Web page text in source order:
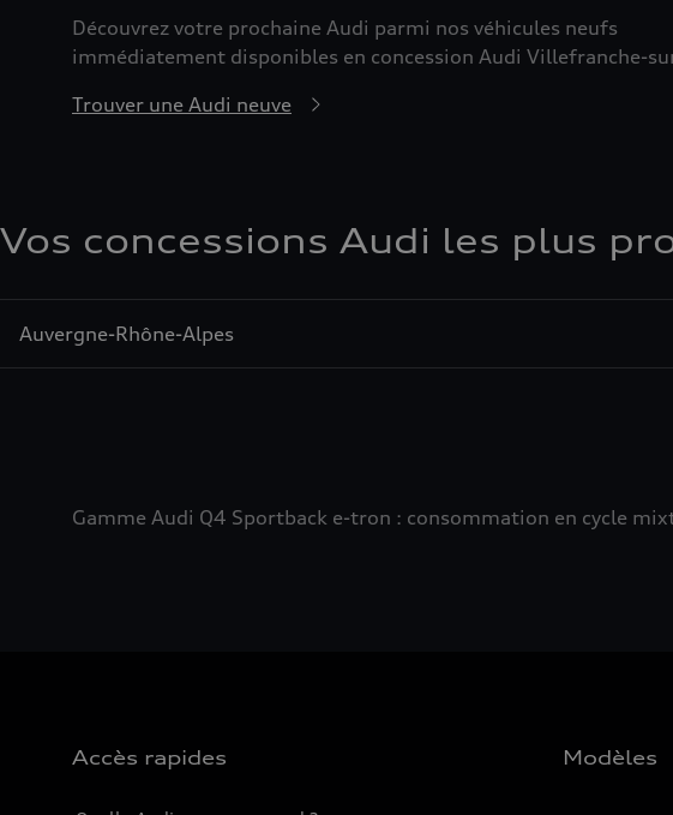
Découvrez votre prochaine Audi parmi nos véhicules neufs
immédiatement disponibles en concession Audi Villefranche-
Trouver une Audi neuve
Vos concessions Audi les plus
Auvergne-Rhône-Alpes
Gamme Audi Q4 Sportback e-tron : consommation en cycle
Accès rapides Modèles